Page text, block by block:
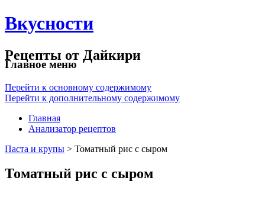
Вкусности
Рецепты от Дайкири
Главное меню
Перейти к основному содержимому
Перейти к дополнительному содержимому
Главная
Анализатор рецептов
Паста и крупы > Томатный рис с сыром
Томатный рис с сыром